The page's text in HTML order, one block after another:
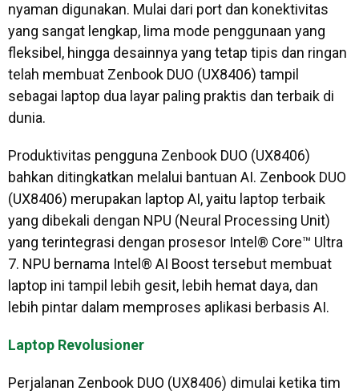
nyaman digunakan. Mulai dari port dan konektivitas
yang sangat lengkap, lima mode penggunaan yang
fleksibel, hingga desainnya yang tetap tipis dan ringan
telah membuat Zenbook DUO (UX8406) tampil
sebagai laptop dua layar paling praktis dan terbaik di
dunia.
Produktivitas pengguna Zenbook DUO (UX8406)
bahkan ditingkatkan melalui bantuan AI. Zenbook DUO
(UX8406) merupakan laptop AI, yaitu laptop terbaik
yang dibekali dengan NPU (Neural Processing Unit)
yang terintegrasi dengan prosesor Intel® Core™ Ultra
7. NPU bernama Intel® AI Boost tersebut membuat
laptop ini tampil lebih gesit, lebih hemat daya, dan
lebih pintar dalam memproses aplikasi berbasis AI.
Laptop Revolusioner
Perjalanan Zenbook DUO (UX8406) dimulai ketika tim